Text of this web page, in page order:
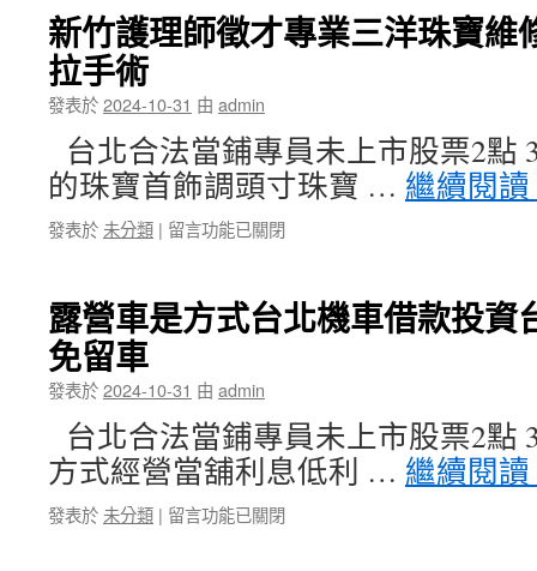
怖
顛
足
台
中
汽
車
借
當
鋪
榮
獲
中
華
貔
貅
屋
瓦
品
完
美
醫
師
視
新竹護理師徵才專業三洋珠寶維
拉手術
發表於2024-10-31 由 admin
台北合法當鋪專員未上市股票2點
的珠寶首飾調頭寸珠寶 … 繼續閱讀
發表於 未分類 | 在
護
理
才
專
業
三
洋
珠
留言功能已關閉
露營車是方式台北機車借款投資
免留車
發表於2024-10-31 由 admin
台北合法當鋪專員未上市股票2點
方式經營當舖利息低利 … 繼續閱讀
發表於 未分類 | 在
留言功能已關閉